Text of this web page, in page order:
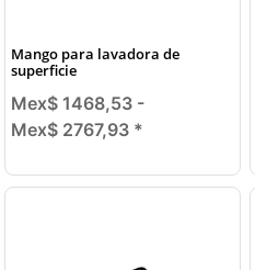
Mango para lavadora de
superficie
Mex$ 1468,53 -
Mex$ 2767,93 *